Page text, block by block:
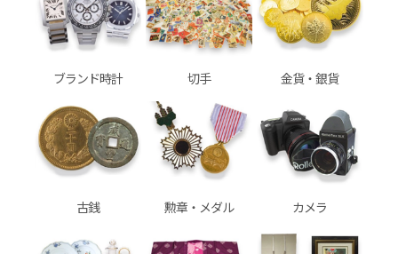
ブランド時計 切手 金貨・銀貨
古銭 勲章・メダル カメラ